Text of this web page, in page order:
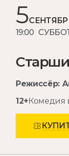
5
19:00
Режиссёр:
12+Комедия